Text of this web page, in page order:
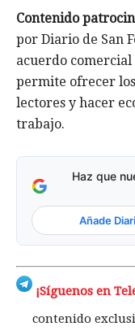
Contenido
por Diario de San
acuerdo
permite ofrecer
lectores y hacer
trabajo.
Haz que
Añade
¡Síguenos en
contenido